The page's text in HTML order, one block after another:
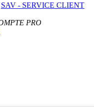
SAV - SERVICE CLIENT